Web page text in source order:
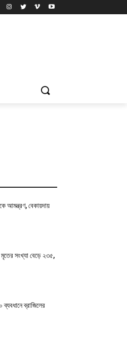
আমন্ত্রণ, বেকায়দায়
সংখ্যা বেড়ে ২৩৫,
ব্রাজিলের